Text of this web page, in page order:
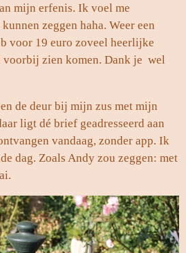
mijn erfenis. Ik voel me
zeggen haha. Weer een
voor 19 euro zoveel heerlijke
zien komen. Dank je wel
de deur bij mijn zus met mijn
ligt dé brief geadresseerd aan
vandaag, zonder app. Ik
dag. Zoals Andy zou zeggen: met